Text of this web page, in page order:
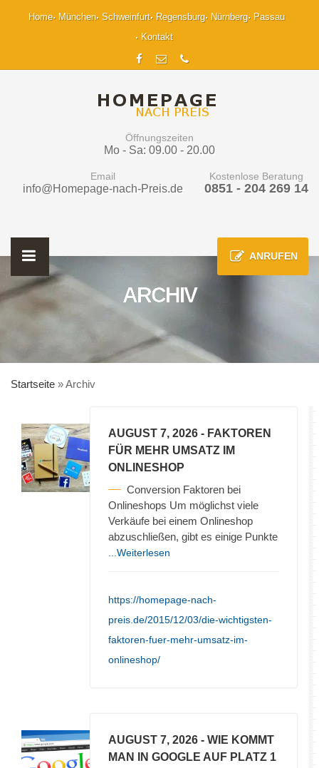
Home München Schweinfurt Regensburg Nürnberg
Passau
Kontakt
Öffnungszeiten
Mo - Sa: 09.00 - 20.00
Email
info@Homepage-nach-Preis.de
Kostenlose Beratung
0851 - 204 269 14
ANRUFEN
ARCHIV
Startseite »Archiv
AUGUST 7, 2026 - FAKTOREN
FÜR MEHR UMSATZ IM
ONLINESHOP
Conversion Faktoren bei
Onlineshops Um möglichst viele
Verkäufe bei einem Onlineshop
abzuschließen, gibt es einige Punkte
...Weiterlesen
https://homepage-nach-
preis.de/2015/12/03/die-wichtigsten-
faktoren-fuer-mehr-umsatz-im-
onlineshop/
AUGUST 7, 2026 - WIE KOMMT
MAN IN GOOGLE AUF PLATZ 1